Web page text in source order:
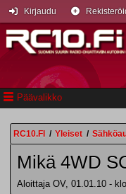
Päävalikko
Kirjaudu
RC10.FI / Yleiset /
Mikä 4WD
Aloittaja OV, 01.01.10 -